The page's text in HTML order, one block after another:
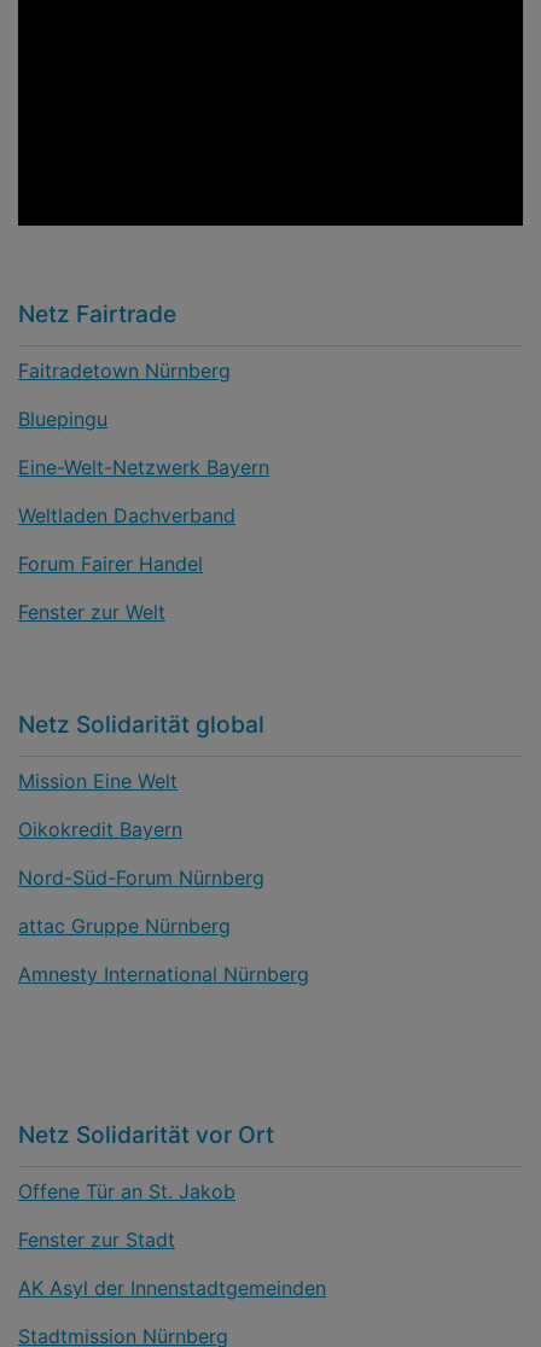
Netz Fairtrade
Faitradetown Nürnberg
Bluepingu
Eine-Welt-Netzwerk Bayern
Weltladen Dachverband
Forum Fairer Handel
Fenster zur Welt
Netz Solidarität global
Mission Eine Welt
Oikokredit Bayern
Nord-Süd-Forum Nürnberg
attac Gruppe Nürnberg
Amnesty International Nürnberg
Netz Solidarität vor Ort
Offene Tür an St. Jakob
Fenster zur Stadt
AK Asyl der Innenstadtgemeinden
Stadtmission Nürnberg